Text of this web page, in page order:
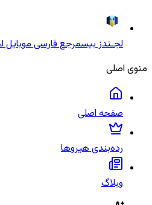
لجـندز بیسمرجع فارسی موبایل
منوی اصلی
صفحه اصلی
رده‌بندی هیروها
وبلاگ